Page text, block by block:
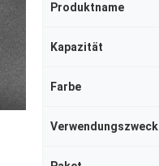
Produktname
Kapazität
Farbe
Verwendungszweck